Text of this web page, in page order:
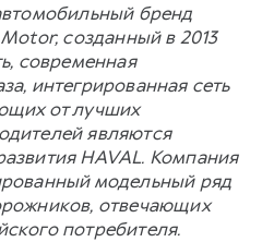
бренд
созданный в 2013
современная
интегрированная сеть
от лучших
являются
HAVAL. Компания
модельный ряд
отвечающих
потребителя.